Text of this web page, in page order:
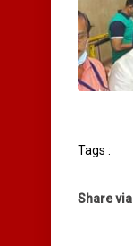
Tags :
Share via